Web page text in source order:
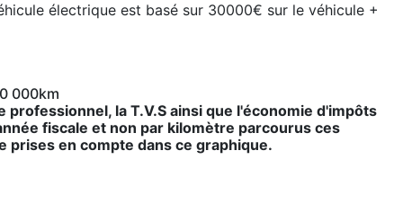
électrique est basé sur 30000€ sur le véhicule +
000km
professionnel, la T.V.S ainsi que l'économie d'impôts
fiscale et non par kilomètre parcourus ces
prises en compte dans ce graphique.